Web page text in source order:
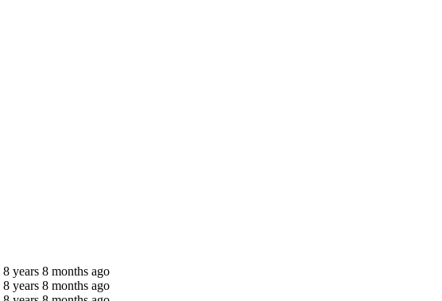
8 years 8 months ago
8 years 8 months ago